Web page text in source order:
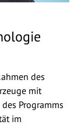
des
mit
Programms
im